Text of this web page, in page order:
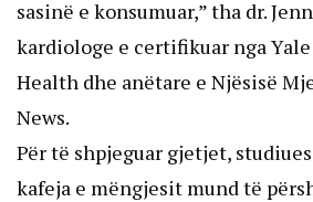
sasinë e konsumuar,” tha dr.
kardiologe e certifikuar nga
Health dhe anëtare e Njësisë
News.
Për të shpjeguar gjetjet,
kafeja e mëngjesit mund të